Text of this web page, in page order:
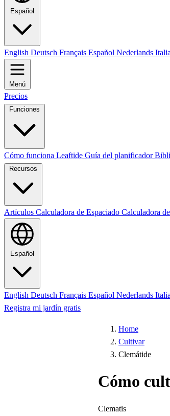
Español
English Deutsch Français Español Nederlands
Menú
Precios
Funciones
Cómo funciona Leaftide Guía del planificador
Recursos
Artículos Calculadora de Espaciado Calculadora
Español
English Deutsch Français Español Nederlands
Registra mi jardín gratis
Home
Cultivar
Clemátide
Cómo
Clematis